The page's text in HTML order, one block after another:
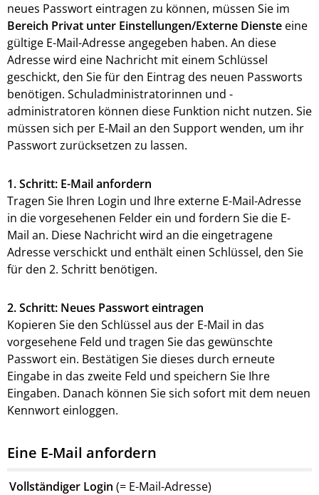
neues Passwort eintragen zu können, müssen Sie im
Bereich Privat unter Einstellungen/Externe Dienste eine
gültige E-Mail-Adresse angegeben haben. An diese
Adresse wird eine Nachricht mit einem Schlüssel
geschickt, den Sie für den Eintrag des neuen Passworts
benötigen. Schuladministratorinnen und -
administratoren können diese Funktion nicht nutzen. Sie
müssen sich per E-Mail an den Support wenden, um ihr
Passwort zurücksetzen zu lassen.
1. Schritt: E-Mail anfordern
Tragen Sie Ihren Login und Ihre externe E-Mail-Adresse
in die vorgesehenen Felder ein und fordern Sie die E-
Mail an. Diese Nachricht wird an die eingetragene
Adresse verschickt und enthält einen Schlüssel, den Sie
für den 2. Schritt benötigen.
2. Schritt: Neues Passwort eintragen
Kopieren Sie den Schlüssel aus der E-Mail in das
vorgesehene Feld und tragen Sie das gewünschte
Passwort ein. Bestätigen Sie dieses durch erneute
Eingabe in das zweite Feld und speichern Sie Ihre
Eingaben. Danach können Sie sich sofort mit dem neuen
Kennwort einloggen.
Eine E-Mail anfordern
Vollständiger Login (= E-Mail-Adresse)